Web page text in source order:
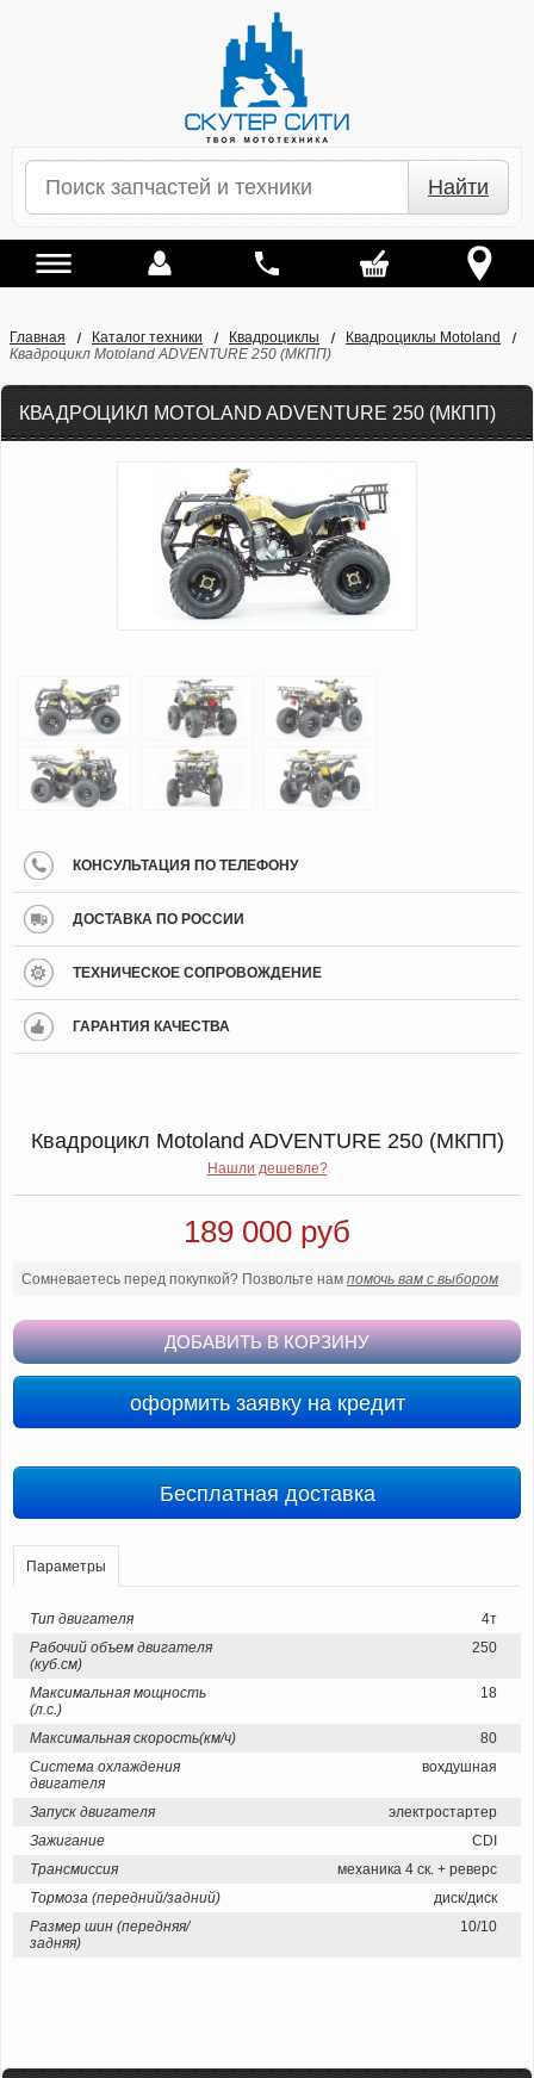
Найти
Главная Каталог техники Квадроциклы
Квадроциклы Motoland
Квадроцикл Motoland ADVENTURE 250 (МКПП)
КВАДРОЦИКЛ MOTOLAND ADVENTURE 250 (МКПП)
КОНСУЛЬТАЦИЯ ПО ТЕЛЕФОНУ
ДОСТАВКА ПО РОССИИ
ТЕХНИЧЕСКОЕ СОПРОВОЖДЕНИЕ
ГАРАНТИЯ КАЧЕСТВА
Квадроцикл Motoland ADVENTURE 250 (МКПП)
Нашли дешевле?
189 000 руб
Сомневаетесь перед покупкой? Позвольте нам помочь вам с выбором
ДОБАВИТЬ В КОРЗИНУ
оформить заявку на кредит
Бесплатная доставка
Параметры
Тип двигателя
4т
Рабочий объем двигателя
(куб.см)
250
Максимальная мощность
(л.с.)
18
Максимальная скорость(км/ч)
80
Система охлаждения
двигателя
вохдушная
Запуск двигателя
электростартер
Зажигание
CDI
Трансмиссия
механика 4 ск. + реверс
Тормоза (передний/задний)
диск/диск
Размер шин (передняя/
задняя)
10/10